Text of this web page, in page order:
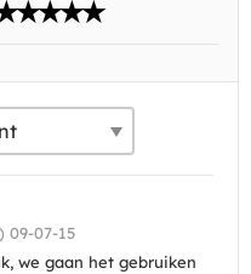
09-07-15
we gaan het gebruiken